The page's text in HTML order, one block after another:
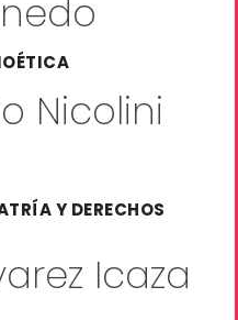
Nicolini
Y DERECHOS
Icaza